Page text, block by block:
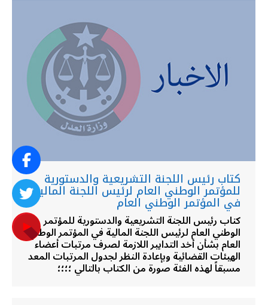
كتاب رئيس اللجنة التشريعية والدستورية
للمؤتمر الوطني العام لرئيس اللجنة المالية
في المؤتمر الوطني العام
كتاب رئيس اللجنة التشريعية والدستورية للمؤتمر
الوطني العام لرئيس اللجنة المالية في المؤتمر الوطني
العام بشأن أخد التدابير اللازمة لصرف مرتبات أعضاء
الهيئات القضائية وبإعادة النظر لجدول المرتبات المعد
مسبقاً لهذه الفئة صورة من الكتاب بالتالي ؛؛؛؛